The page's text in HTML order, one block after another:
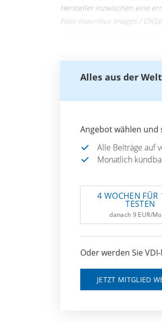
Hersteller inzwischen eine
Foto: mauritius images /
Alles aus der
Angebot wählen
Alle Beiträge auf
Monatlich
4 WOCHEN FÜR
TESTEN
danach 9 EUR/
Oder werden Sie
JETZT MITGLIED